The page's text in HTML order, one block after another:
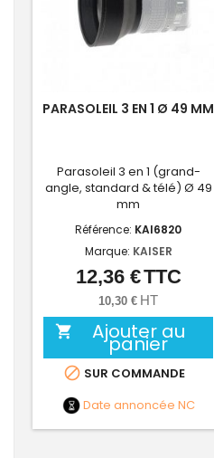
PARASOLEIL 3 EN 1 Ø 49 MM
Parasoleil 3 en 1 (grand-
angle, standard & télé) Ø 49
mm
Référence: KAI6820
Marque: KAISER
Prix
12,36 €TTC
10,30 € HT
 Ajouter au
panier
 SUR COMMANDE
Date annoncée NC